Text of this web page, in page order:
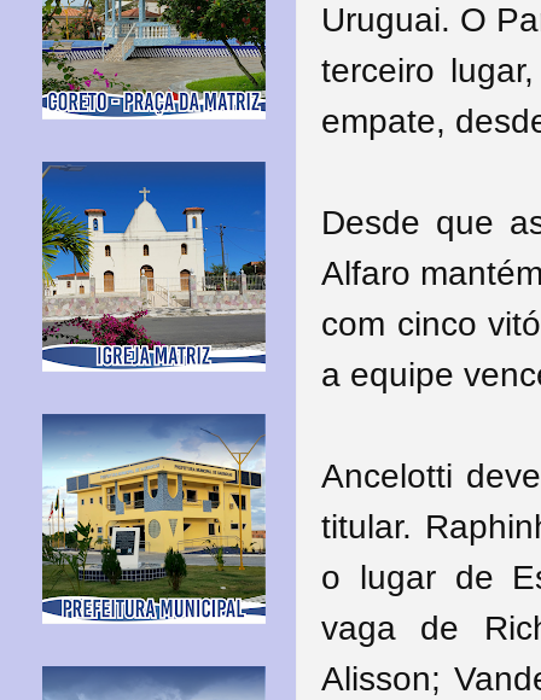
Uruguai. O
terceiro
empate,
Desde que
Alfaro
com cinco
a equipe
Ancelotti
titular.
o lugar de
vaga de
Alisson;